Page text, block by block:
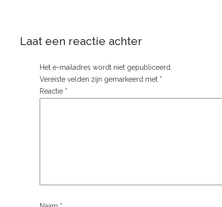
Laat een reactie achter
Het e-mailadres wordt niet gepubliceerd.
Vereiste velden zijn gemarkeerd met *
Reactie *